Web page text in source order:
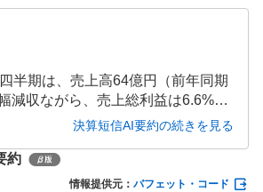
半期は、売上高64億円（前年同期
減収ながら、売上総利益は6.6%増
益10億円（同0.2%増）・経常利益
は税負担増等により14.1%減の6億
通期では営業利益20.2%増を見込ん
決算短信AI要約の続きを見る
約
情報提供元： バフェット・コード